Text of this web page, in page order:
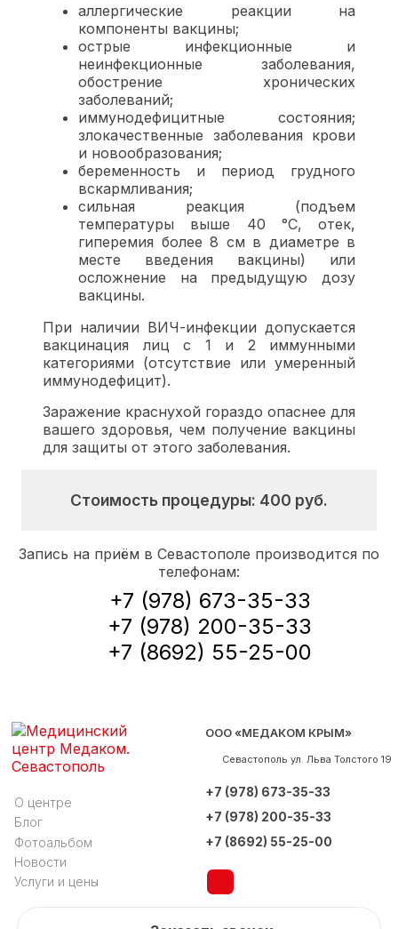
аллергические реакции на
компоненты вакцины;
острые инфекционные и
неинфекционные заболевания,
обострение хронических
заболеваний;
иммунодефицитные состояния;
злокачественные заболевания крови
и новообразования;
беременность и период грудного
вскармливания;
сильная реакция (подъем
температуры выше 40 °С, отек,
гиперемия более 8 см в диаметре в
месте введения вакцины) или
осложнение на предыдущую дозу
вакцины.
При наличии ВИЧ-инфекции допускается
вакцинация лиц с 1 и 2 иммунными
категориями (отсутствие или умеренный
иммунодефицит).
Заражение краснухой гораздо опаснее для
вашего здоровья, чем получение вакцины
для защиты от этого заболевания.
Стоимость процедуры: 400 руб.
Запись на приём в Севастополе производится по
телефонам:
+7 (978) 673-35-33
+7 (978) 200-35-33
+7 (8692) 55-25-00
ООО «МЕДАКОМ КРЫМ»
Севастополь ул. Льва Толстого 19
+7 (978) 673-35-33
+7 (978) 200-35-33
+7 (8692) 55-25-00
О центре
Блог
Фотоальбом
Новости
Услуги и цены